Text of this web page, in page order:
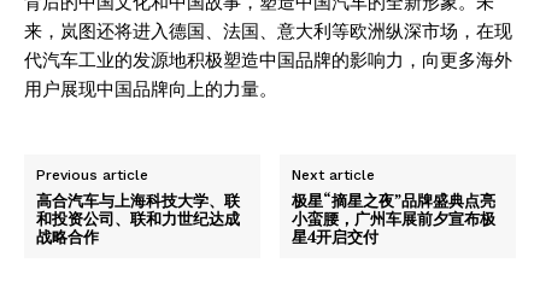
来，岚图还将进入德国、法国、意大利等欧洲纵深市场，在现
代汽车工业的发源地积极塑造中国品牌的影响力，向更多海外
用户展现中国品牌向上的力量。
Previous article
高合汽车与上海科技大学、联
和投资公司、联和力世纪达成
战略合作
Next article
极星“摘星之夜”品牌盛典点亮
小蛮腰，广州车展前夕宣布极
星4开启交付